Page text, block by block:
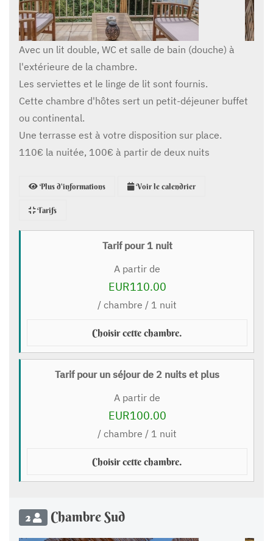
Avec un lit double, WC et salle de bain (douche) à
l'extérieure de la chambre.
Les serviettes et le linge de lit sont fournis.
Cette chambre d'hôtes sert un petit-déjeuner buffet
ou continental.
Une terrasse est à votre disposition sur place.
110€ la nuitée, 100€ à partir de deux nuits
Plus d'informations Voir le calendrier
Tarifs
Tarif pour 1 nuit
A partir de
EUR110.00
/ chambre / 1 nuit
Choisir cette chambre.
Tarif pour un séjour de 2 nuits et plus
A partir de
EUR100.00
/ chambre / 1 nuit
Choisir cette chambre.
2 Chambre Sud